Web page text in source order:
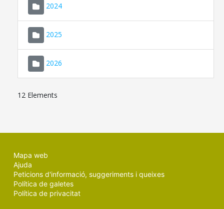
2024
2025
2026
12 Elements
Mapa web
Ajuda
Peticions d'informació, suggeriments i queixes
Política de galetes
Política de privacitat